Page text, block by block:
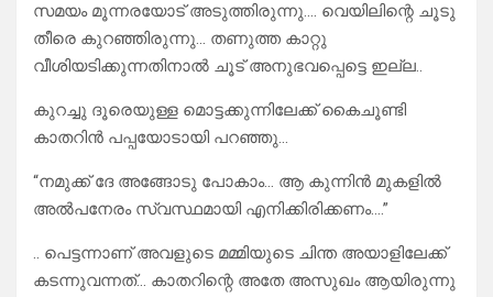
സമയം മൂന്നരയോട് അടുത്തിരുന്നു…. വെയിലിന്റെ ചൂടു
തീരെ കുറഞ്ഞിരുന്നു… തണുത്ത കാറ്റു
വീശിയടിക്കുന്നതിനാൽ ചൂട് അനുഭവപ്പെട്ടെ ഇല്ല..
കുറച്ചു ദൂരെയുള്ള മൊട്ടക്കുന്നിലേക്ക് കൈചൂണ്ടി
കാതറിൻ പപ്പയോടായി പറഞ്ഞു…
“നമുക്ക് ദേ അങ്ങോടു പോകാം… ആ കുന്നിൻ മുകളിൽ
അൽപനേരം സ്വസ്ഥമായി എനിക്കിരിക്കണം….”
.. പെട്ടന്നാണ് അവളുടെ മമ്മിയുടെ ചിന്ത അയാളിലേക്ക്
കടന്നുവന്നത്… കാതറിന്റെ അതേ അസുഖം ആയിരുന്നു